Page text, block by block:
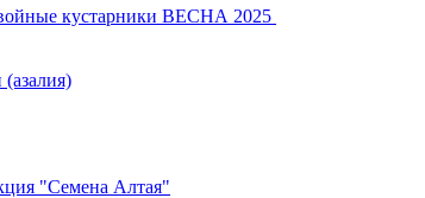
кустарники ВЕСНА 2025
"Семена Алтая"